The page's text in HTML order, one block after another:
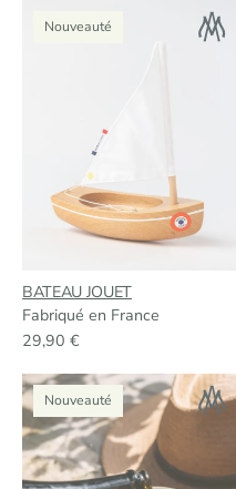
Nouveauté
BATEAU JOUET
Fabriqué en France
29,90€
Nouveauté